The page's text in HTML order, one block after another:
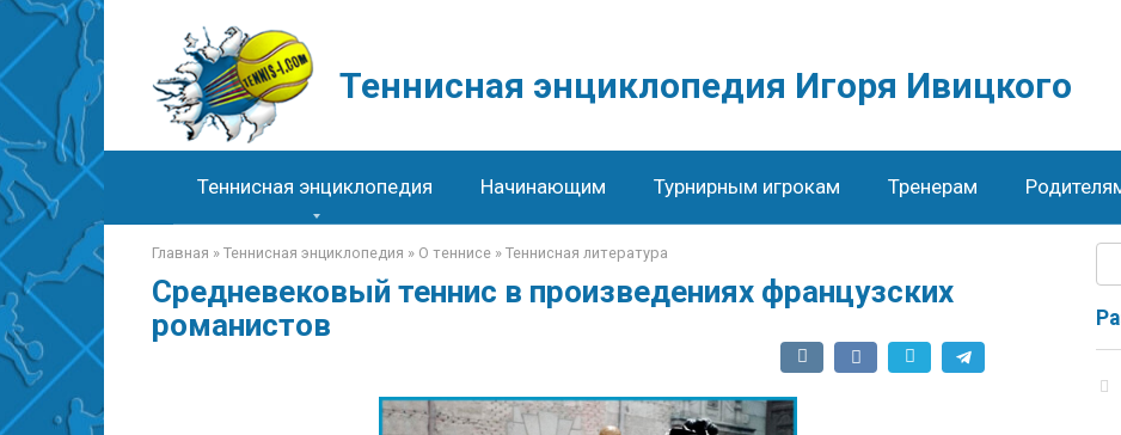
Перейти
контенту
Теннисная энциклопедия Игоря Ивицкого
Теннисная энциклопедия Начинающим Турнирным игрокам Тренерам
Главная » Теннисная энциклопедия » О теннисе » Теннисная литература
Средневековый теннис в произведениях французских
романистов